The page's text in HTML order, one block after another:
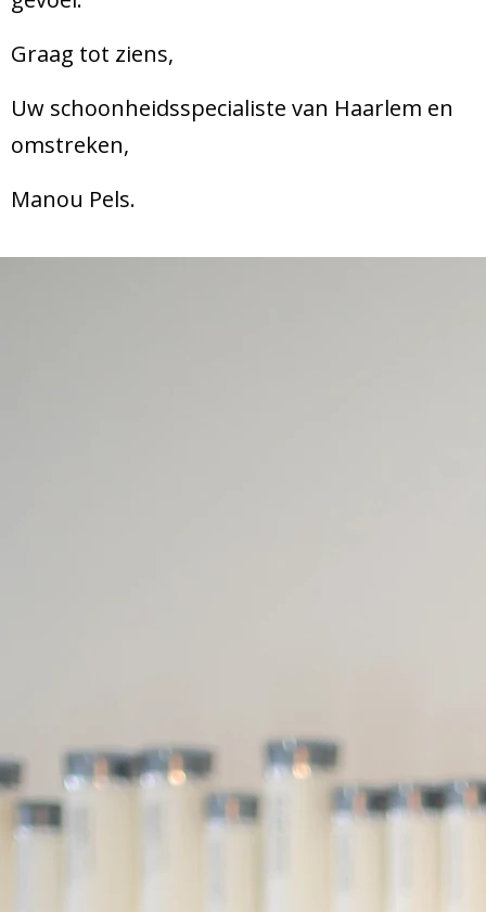
Graag tot ziens,
Uw schoonheidsspecialiste van Haarlem en
omstreken,
Manou Pels.